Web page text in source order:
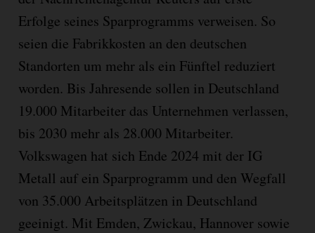
Erfolge seines Sparprogramms verweisen. So
seien die Fabrikkosten an den deutschen
Standorten um mehr als ein Fünftel reduziert
worden. Bis Jahresende sollen in Deutschland
19.000 Mitarbeiter das Unternehmen verlassen,
bis 2030 mehr als 28.000 Mitarbeiter.
Volkswagen hat sich Ende 2024 mit der IG
Metall auf ein Sparprogramm und den Wegfall
von 35.000 Arbeitsplätzen in Deutschland
geeinigt. Mit Emden, Zwickau, Hannover sowie